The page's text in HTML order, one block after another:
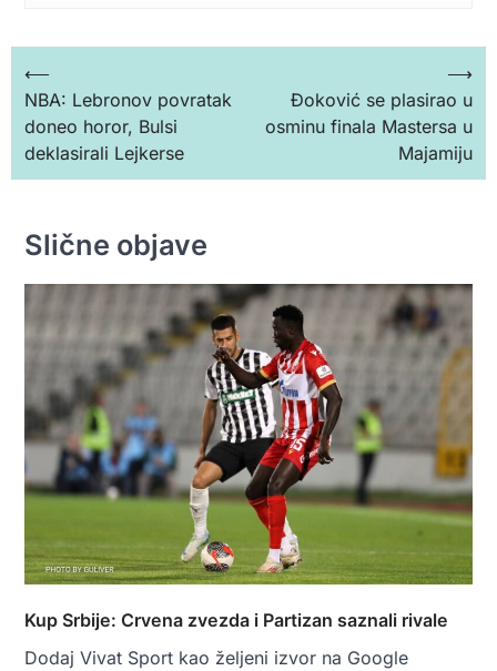
Кретање
чланка
⟵
NBA: Lebronov povratak
doneo horor, Bulsi
deklasirali Lejkerse
Đoković se plasirao u
osminu finala Mastersa u
Majamiju
⟶
Slične objave
Kup Srbije: Crvena zvezda i Partizan saznali rivale
Dodaj Vivat Sport kao željeni izvor na Google